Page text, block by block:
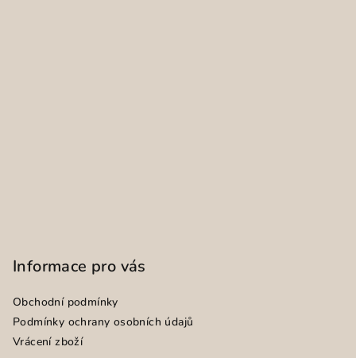
Informace pro vás
Obchodní podmínky
Podmínky ochrany osobních údajů
Vrácení zboží